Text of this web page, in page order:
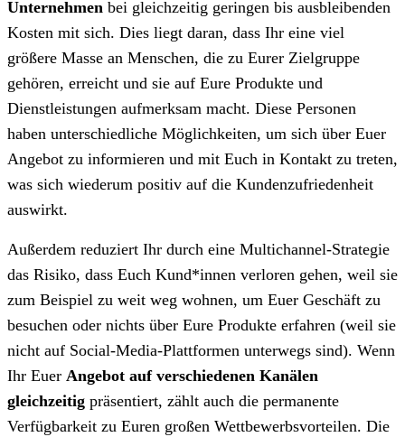
Unternehmen bei gleichzeitig geringen bis ausbleibenden
Kosten mit sich. Dies liegt daran, dass Ihr eine viel
größere Masse an Menschen, die zu Eurer Zielgruppe
gehören, erreicht und sie auf Eure Produkte und
Dienstleistungen aufmerksam macht. Diese Personen
haben unterschiedliche Möglichkeiten, um sich über Euer
Angebot zu informieren und mit Euch in Kontakt zu treten,
was sich wiederum positiv auf die Kundenzufriedenheit
auswirkt.
Außerdem reduziert Ihr durch eine Multichannel-Strategie
das Risiko, dass Euch Kund*innen verloren gehen, weil sie
zum Beispiel zu weit weg wohnen, um Euer Geschäft zu
besuchen oder nichts über Eure Produkte erfahren (weil sie
nicht auf Social-Media-Plattformen unterwegs sind). Wenn
Ihr Euer Angebot auf verschiedenen Kanälen
gleichzeitig präsentiert, zählt auch die permanente
Verfügbarkeit zu Euren großen Wettbewerbsvorteilen. Die